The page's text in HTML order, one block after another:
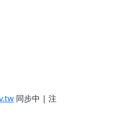
同步中 | 注